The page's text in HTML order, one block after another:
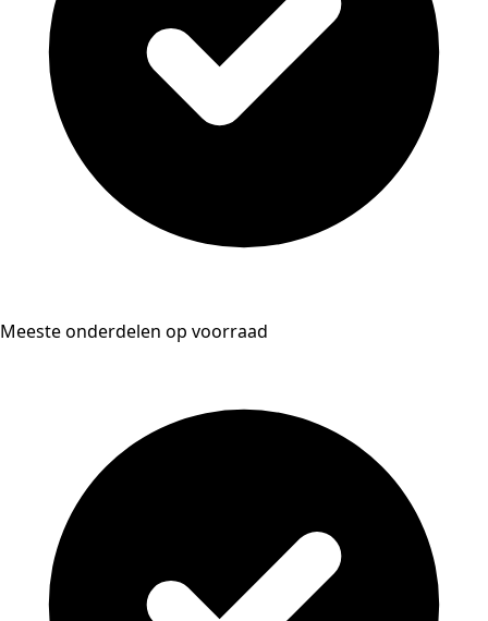
Meeste onderdelen op voorraad